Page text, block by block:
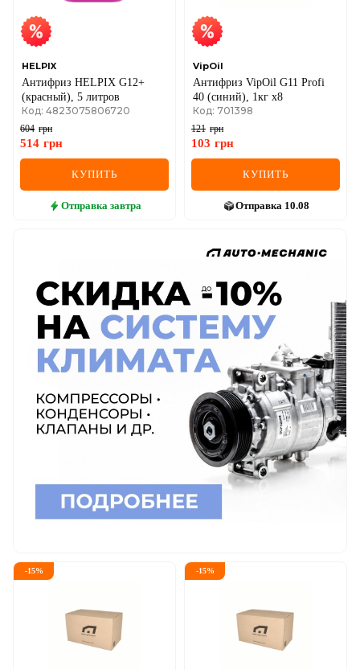
HELPIX
Антифриз HELPIX G12+
(красный), 5 литров
Код: 4823075806720
604 грн
514 грн
КУПИТЬ
Отправка завтра
VipOil
Антифриз VipOil G11 Profi
40 (синий), 1кг х8
Код: 701398
121 грн
103 грн
КУПИТЬ
Отправка 10.08
-15% -15%